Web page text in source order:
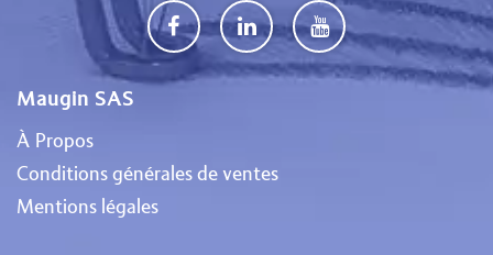
Maugin SAS
À Propos
Conditions générales de ventes
Mentions légales